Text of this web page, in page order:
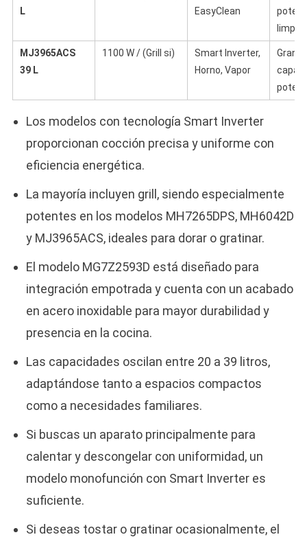
L
EasyClean
MJ3965ACS
39 L
1100 W / (Grill si)
Smart Inverter,
Horno, Vapor
Gran
Los modelos con tecnología Smart Inverter
proporcionan cocción precisa y uniforme con
eficiencia energética.
La mayoría incluyen grill, siendo especialmente
potentes en los modelos MH7265DPS, MH6042D
y MJ3965ACS, ideales para dorar o gratinar.
El modelo MG7Z2593D está diseñado para
integración empotrada y cuenta con un acabado
en acero inoxidable para mayor durabilidad y
presencia en la cocina.
Las capacidades oscilan entre 20 a 39 litros,
adaptándose tanto a espacios compactos
como a necesidades familiares.
Si buscas un aparato principalmente para
calentar y descongelar con uniformidad, un
modelo monofunción con Smart Inverter es
suficiente.
Si deseas tostar o gratinar ocasionalmente, el